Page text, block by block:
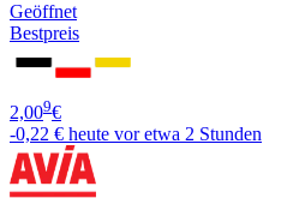
Geöffnet
Bestpreis
2,009€
-0,22 € heute vor etwa 2 Stunden